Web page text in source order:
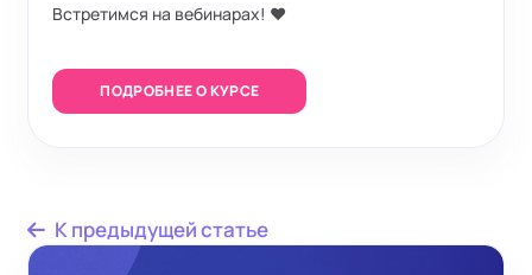
Встретимся на вебинарах! ❤️
ПОДРОБНЕЕ О КУРСЕ
К предыдущей статье